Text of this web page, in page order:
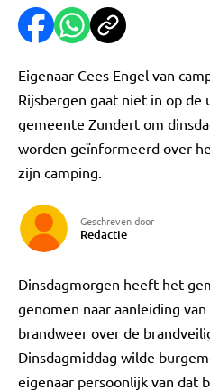
Eigenaar Cees Engel van
Rijsbergen gaat niet in op de
gemeente Zundert om
worden geïnformeerd over
zijn camping.
Geschreven door
Redactie
Dinsdagmorgen heeft het
genomen naar aanleiding
brandweer over de
Dinsdagmiddag wilde
eigenaar persoonlijk van dat